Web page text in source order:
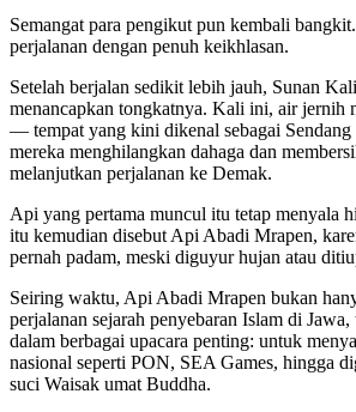
Semangat para pengikut pun kembali
perjalanan dengan penuh keikhlasan.
Setelah berjalan sedikit lebih jauh, Sunan
menancapkan tongkatnya. Kali ini, air jernih
— tempat yang kini dikenal sebagai
mereka menghilangkan dahaga dan
melanjutkan perjalanan ke Demak.
Api yang pertama muncul itu tetap menyala
itu kemudian disebut Api Abadi Mrapen,
pernah padam, meski diguyur hujan atau
Seiring waktu, Api Abadi Mrapen bukan
perjalanan sejarah penyebaran Islam di
dalam berbagai upacara penting: untuk
nasional seperti PON, SEA Games, hingga
suci Waisak umat Buddha.